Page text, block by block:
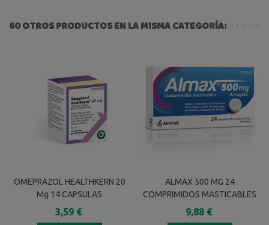
60 OTROS PRODUCTOS EN LA MISMA CATEGORÍA:
OMEPRAZOL HEALTHKERN 20
Mg 14 CAPSULAS
GASTRORRESISTENTES
(FRASCO)
3,59 €
ALMAX 500 MG 24
COMPRIMIDOS MASTICABLES
9,88 €